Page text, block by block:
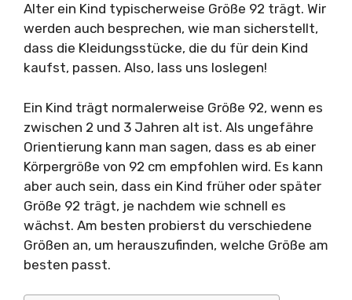
Alter ein Kind typischerweise Größe 92 trägt. Wir
werden auch besprechen, wie man sicherstellt,
dass die Kleidungsstücke, die du für dein Kind
kaufst, passen. Also, lass uns loslegen!
Ein Kind trägt normalerweise Größe 92, wenn es
zwischen 2 und 3 Jahren alt ist. Als ungefähre
Orientierung kann man sagen, dass es ab einer
Körpergröße von 92 cm empfohlen wird. Es kann
aber auch sein, dass ein Kind früher oder später
Größe 92 trägt, je nachdem wie schnell es
wächst. Am besten probierst du verschiedene
Größen an, um herauszufinden, welche Größe am
besten passt.